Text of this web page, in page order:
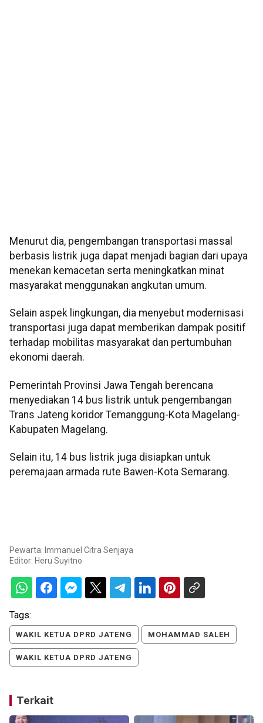
Menurut dia, pengembangan transportasi massal
berbasis listrik juga dapat menjadi bagian dari upaya
menekan kemacetan serta meningkatkan minat
masyarakat menggunakan angkutan umum.
Selain aspek lingkungan, dia menyebut modernisasi
transportasi juga dapat memberikan dampak positif
terhadap mobilitas masyarakat dan pertumbuhan
ekonomi daerah.
Pemerintah Provinsi Jawa Tengah berencana
menyediakan 14 bus listrik untuk pengembangan
Trans Jateng koridor Temanggung-Kota Magelang-
Kabupaten Magelang.
Selain itu, 14 bus listrik juga disiapkan untuk
peremajaan armada rute Bawen-Kota Semarang.
Pewarta: Immanuel Citra Senjaya
Editor: Heru Suyitno
Tags:
WAKIL KETUA DPRD JATENG MOHAMMAD SALEH
WAKIL KETUA DPRD JATENG
Terkait